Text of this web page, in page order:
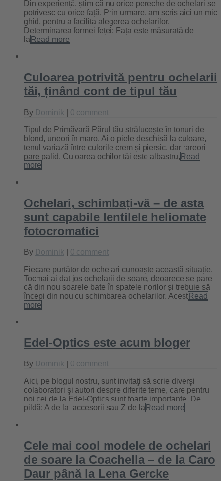
Din experiență, știm că nu orice pereche de ochelari se
potrivesc cu orice față. Prin urmare, am scris aici un mic
ghid, pentru a facilita alegerea ochelarilor.
Determinarea formei feței: Fața este măsurată de
la Read more
Culoarea potrivită pentru ochelarii
tăi, ținând cont de tipul tău
By Dominik 0 comment
Tipul de Primăvară Părul tău strălucește în tonuri de
blond, uneori în maro. Ai o piele deschisă la culoare,
tenul variază între culorile crem și piersic, dar rareori
pare palid. Culoarea ochilor tăi este albastru, Read
more
Ochelari, schimbați-vă – de asta
sunt capabile lentilele heliomate
fotocromatici
By Dominik 0 comment
Fiecare purtător de ochelari cunoaște această situație.
Tocmai ai dat jos ochelarii de soare, deoarece se pare
că din nou soarele bate în spatele norilor și trebuie să
începi din nou cu schimbarea ochelarilor. Acest Read
more
Edel-Optics este acum bloger
By Dominik 0 comment
Aici, pe blogul nostru, sunt invitaţi să scrie diverşi
colaboratori şi autori despre diferite teme, care pentru
noi cei de la Edel-Optics sunt foarte importante. De
pildă: A de la accesorii sau Z de la Read more
Cele mai cool modele de ochelari
de soare la Coachella – de la Caro
Daur până la Lena Gercke